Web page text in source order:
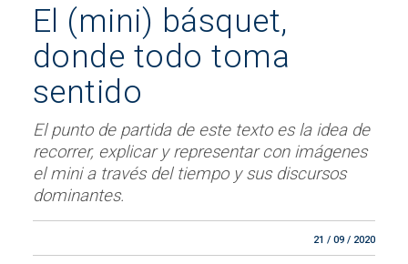
El (mini) básquet,
donde todo toma
sentido
El punto de partida de este texto es la idea de
recorrer, explicar y representar con imágenes
el mini a través del tiempo y sus discursos
dominantes.
21 / 09 / 2020